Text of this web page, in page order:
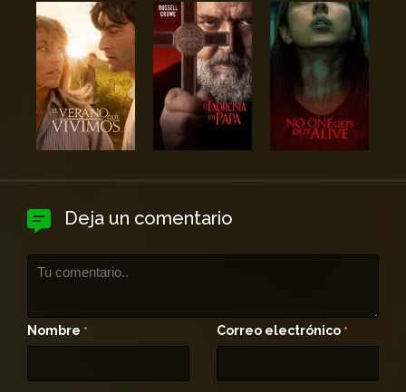
Deja un comentario
Nombre * Correo electrónico *